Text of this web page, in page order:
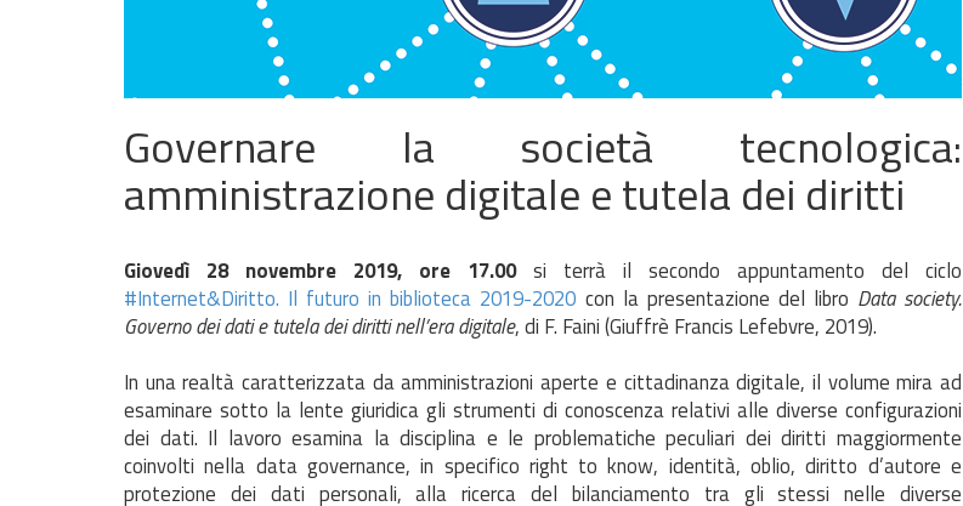
Governare la società tecnologica:
amministrazione digitale e tutela dei diritti
Giovedì 28 novembre 2019, ore 17.00si terrà il secondo appuntamento del ciclo
#Internet&Diritto. Il futuro in biblioteca 2019-2020 con la presentazione del libro Data society.
Governo dei dati e tutela dei diritti nell’era digitale, di F. Faini (Giuffrè Francis Lefebvre, 2019).
In una realtà caratterizzata da amministrazioni aperte e cittadinanza digitale, il volume mira ad
esaminare sotto la lente giuridica gli strumenti di conoscenza relativi alle diverse configurazioni
dei dati. Il lavoro esamina la disciplina e le problematiche peculiari dei diritti maggiormente
coinvolti nella data governance, in specifico right to know, identità, oblio, diritto d’autore e
protezione dei dati personali, alla ricerca del bilanciamento tra gli stessi nelle diverse